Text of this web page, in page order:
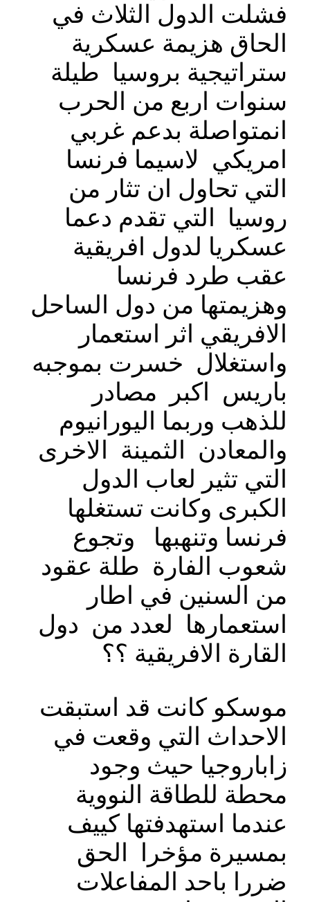
فشلت الدول الثلاث في
الحاق هزيمة عسكرية
ستراتيجية بروسيا طيلة
سنوات اربع من الحرب
انمتواصلة بدعم غربي
امريكي لاسيما فرنسا
التي تحاول ان تثار من
روسيا التي تقدم دعما
عسكريا لدول افريقية
عقب طرد فرنسا
وهزيمتها من دول الساحل
الافريقي اثر استعمار
واستغلال خسرت بموجبه
باريس اكبر مصادر
للذهب وربما اليورانيوم
والمعادن الثمينة الاخرى
التي تثير لعاب الدول
الكبرى وكانت تستغلها
فرنسا وتنهبها وتجوع
شعوب الفارة طلة عقود
من السنين في اطار
استعمارها لعدد من دول
القارة الافريقية ؟؟
موسكو كانت قد استبقت
الاحداث التي وقعت في
زاباروجيا حيث وجود
محطة للطاقة النووية
عندما استهدفتها كييف
بمسيرة مؤخرا الحق
ضررا باحد المفاعلات